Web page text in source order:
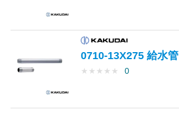
0710-13X275 給水管
★ ★ ★ ★ ★ 0